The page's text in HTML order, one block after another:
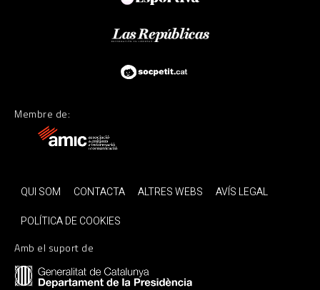
Membre de:
QUI SOM CONTACTA ALTRES WEBS
AVÍS LEGAL
POLÍTICA DE COOKIES
Amb el suport de